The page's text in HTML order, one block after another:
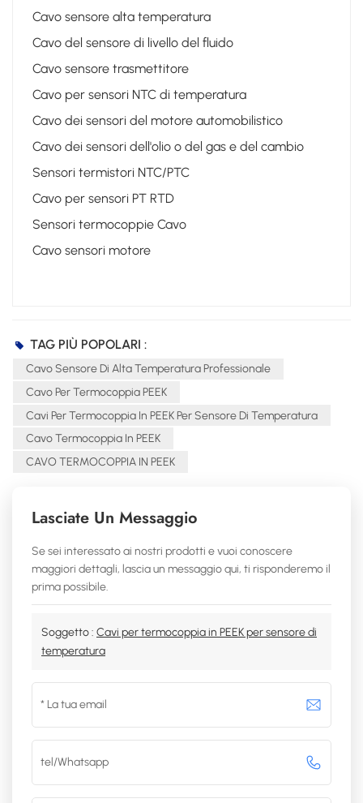
Cavo sensore alta temperatura
Cavo del sensore di livello del fluido
Cavo sensore trasmettitore
Cavo per sensori NTC di temperatura
Cavo dei sensori del motore automobilistico
Cavo dei sensori dell'olio o del gas e del cambio
Sensori termistori NTC/PTC
Cavo per sensori PT RTD
Sensori termocoppie Cavo
Cavo sensori motore
TAG PIÙ POPOLARI :
Cavo Sensore Di Alta Temperatura Professionale
Cavo Per Termocoppia PEEK
Cavi Per Termocoppia In PEEK Per Sensore Di Temperatura
Cavo Termocoppia In PEEK
CAVO TERMOCOPPIA IN PEEK
Lasciate Un Messaggio
Se sei interessato ai nostri prodotti e vuoi conoscere
maggiori dettagli, lascia un messaggio qui, ti risponderemo il
prima possibile.
Soggetto : Cavi per termocoppia in PEEK per sensore di
temperatura